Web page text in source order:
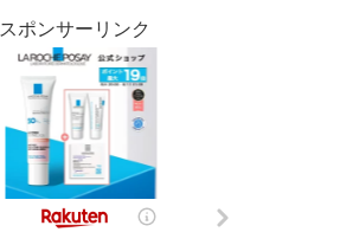
スポンサーリンク